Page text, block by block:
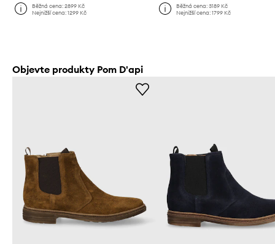
Běžná cena:2899 Kč
Nejnižší cena:1299 Kč
Běžná cena: 3189 Kč
Nejnižší cena: 1799 Kč
Objevte produkty Pom D'api